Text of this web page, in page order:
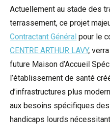
Actuellement au stade des
terrassement, ce projet
Contractant Général pour le
CENTRE ARTHUR LAVY,
future Maison d’Accueil
l’établissement de santé
d’infrastructures plus
aux besoins spécifiques
handicaps lourds